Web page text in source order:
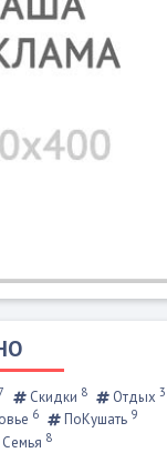
Скидки 8 Отдых 3
6 ПоКушать 9
Семья 8